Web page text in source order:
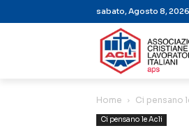
sabato, Agosto 8, 2026
Home Ci pensano
Ci pensano le Acli